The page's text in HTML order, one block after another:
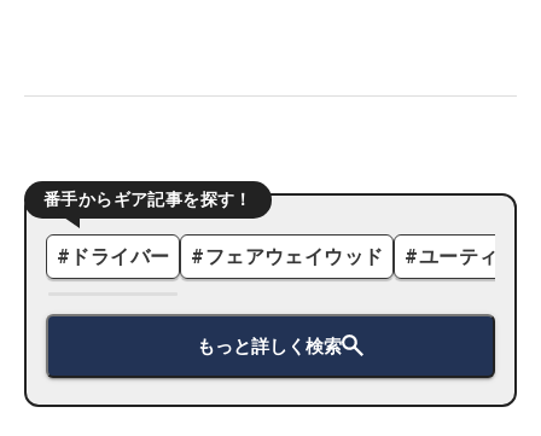
番手からギア記事を探す！
# ドライバー #フェアウェイウッド #ユーティリ
もっと詳しく検索